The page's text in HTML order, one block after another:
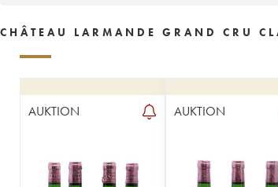
1980
1979 1978 1976
1975
1967
CHÂTEAU LARMANDE GRAND CRU
AUKTION AUKTION